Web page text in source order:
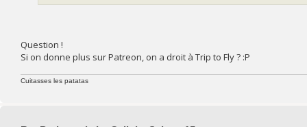
Question !
Si on donne plus sur Patreon, on a droit à Trip to Fly ? :P
Cuitasses les patatas